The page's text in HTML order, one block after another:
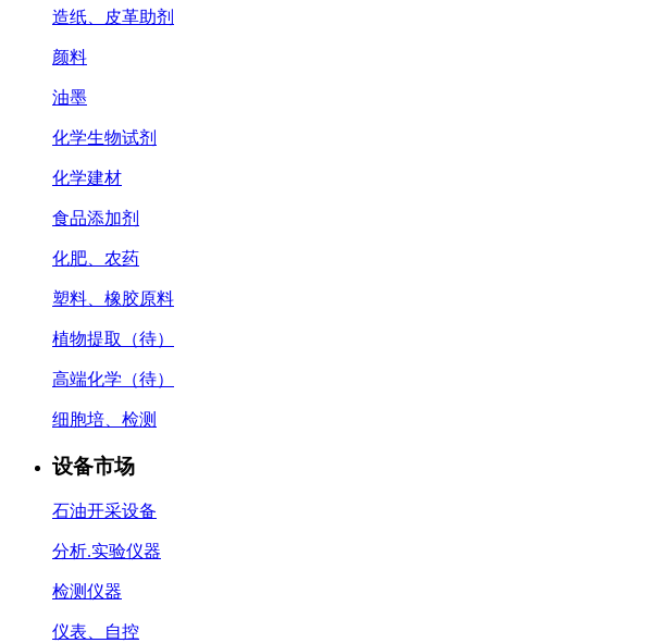
造纸、皮革助剂
颜料
油墨
化学生物试剂
化学建材
食品添加剂
化肥、农药
塑料、橡胶原料
植物提取（待）
高端化学（待）
细胞培、检测
设备市场
石油开采设备
分析.实验仪器
检测仪器
仪表、自控